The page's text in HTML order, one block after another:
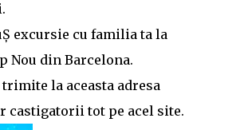
excursie cu familia ta la
Nou din Barcelona.
la aceasta adresa
castigatorii tot pe acel site.